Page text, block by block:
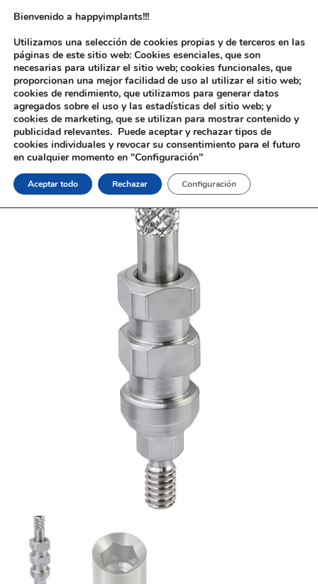
Inicio/Implantología/Aditamentos Analógicos/Zimmer®/ Tránsfer
Zimmer®
Bienvenido a happyimplants!!!
Utilizamos una selección de cookies propias y de terceros en las
páginas de este sitio web: Cookies esenciales, que son
necesarias para utilizar el sitio web; cookies funcionales, que
proporcionan una mejor facilidad de uso al utilizar el sitio web;
cookies de rendimiento, que utilizamos para generar datos
agregados sobre el uso y las estadísticas del sitio web; y
cookies de marketing, que se utilizan para mostrar contenido y
publicidad relevantes. Puede aceptar y rechazar tipos de
cookies individuales y revocar su consentimiento para el futuro
en cualquier momento en "Configuración"
Aceptar todo Rechazar Configuración